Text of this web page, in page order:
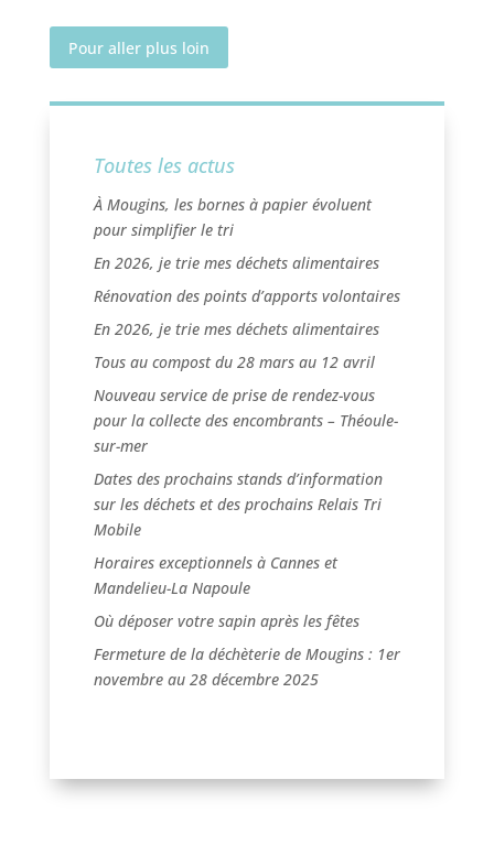
Pour aller plus loin
Toutes les actus
À Mougins, les bornes à papier évoluent
pour simplifier le tri
En 2026, je trie mes déchets alimentaires
Rénovation des points d’apports volontaires
En 2026, je trie mes déchets alimentaires
Tous au compost du 28 mars au 12 avril
Nouveau service de prise de rendez-vous
pour la collecte des encombrants – Théoule-
sur-mer
Dates des prochains stands d’information
sur les déchets et des prochains Relais Tri
Mobile
Horaires exceptionnels à Cannes et
Mandelieu-La Napoule
Où déposer votre sapin après les fêtes
Fermeture de la déchèterie de Mougins : 1er
novembre au 28 décembre 2025